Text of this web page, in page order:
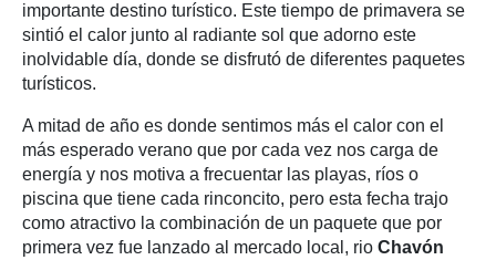
importante destino turístico. Este tiempo de primavera se
sintió el calor junto al radiante sol que adorno este
inolvidable día, donde se disfrutó de diferentes paquetes
turísticos.
A mitad de año es donde sentimos más el calor con el
más esperado verano que por cada vez nos carga de
energía y nos motiva a frecuentar las playas, ríos o
piscina que tiene cada rinconcito, pero esta fecha trajo
como atractivo la combinación de un paquete que por
primera vez fue lanzado al mercado local, rio Chavón